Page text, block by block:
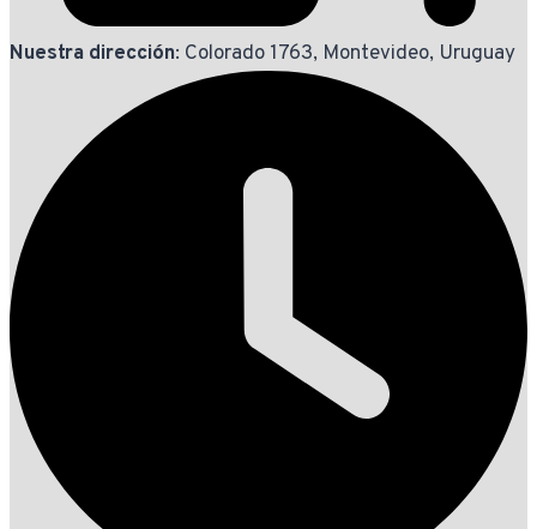
Nuestra dirección: Colorado 1763, Montevideo, Uruguay